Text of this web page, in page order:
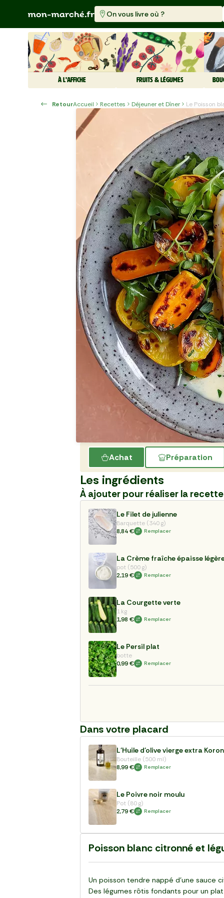
On vous livre où ?
À L'AFFICHE FRUITS & LÉGUMES
RetourAccueil Recettes Déjeuner et Dîner
Le Poisson
Achat Préparation
Les ingrédients
À ajouter pour réaliser la recette
Le Filet de julienne
Barquette (340 g)
8,84 €
Remplacer
La Crème fraîche épaisse
pot (500 g)
2,19 €
Remplacer
La Courgette verte
1 kg
1,98 €
Remplacer
Le Persil plat
botte
0,99 €
Remplacer
Dans votre placard
L'Huile d'olive vierge extra
Bouteille (500 ml)
8,99 €
Remplacer
Le Poivre noir moulu
Pot (80 g)
2,79 €
Remplacer
Poisson blanc citronné et
Un poisson tendre nappé d’une sauce
Des légumes rôtis fondants pour un